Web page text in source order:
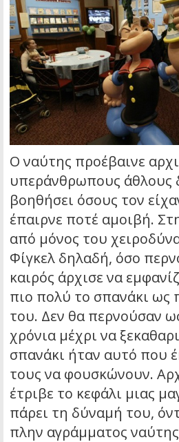
Ο ναύτης προέβαινε
υπεράνθρωπους άθλους
βοηθήσει όσους τον
έπαιρνε ποτέ αμοιβή.
από μόνος του
Φίγκελ δηλαδή, όσο
καιρός άρχισε να
πιο πολύ το σπανάκι ως
του. Δεν θα περνούσαν
χρόνια μέχρι να
σπανάκι ήταν αυτό που
τους να φουσκώνουν.
έτριβε το κεφάλι μιας
πάρει τη δύναμή του,
πλην αγράμματος